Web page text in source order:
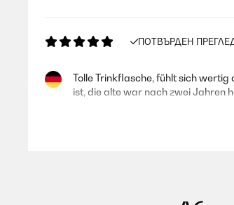
ПОТВЪРДЕН
Tolle Trinkflasche, fühlt sich
ist, die alte war nach zwei Jahren